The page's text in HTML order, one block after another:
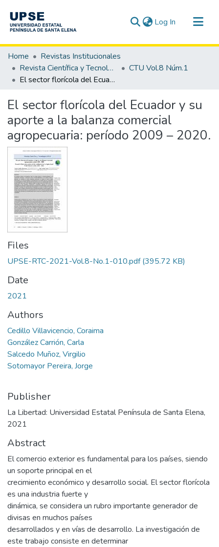
Log In (current)
Communities & Collections
All of DSpace
Statistics
Home
Revistas Institucionales
Revista Científica y Tecnológica UPSE - CTU
CTU Vol.8 Núm.1
El sector florícola del Ecuador y su aporte a la balanza comercial agropecuaria: período 2009 – 2020.
El sector florícola del Ecuador y su
aporte a la balanza comercial
agropecuaria: período 2009 – 2020.
Files
UPSE-RTC-2021-Vol.8-No.1-010.pdf(395.72 KB)
Date
2021
Authors
Cedillo Villavicencio, Coraima
González Carrión, Carla
Salcedo Muñoz, Virgilio
Sotomayor Pereira, Jorge
Publisher
La Libertad: Universidad Estatal Península de Santa Elena,
2021
Abstract
El comercio exterior es fundamental para los países, siendo
un soporte principal en el
crecimiento económico y desarrollo social. El sector florícola
es una industria fuerte y
dinámica, se considera un rubro importante generador de
divisas en muchos países
desarrollados y en vías de desarrollo. La investigación de
este trabajo consiste en determinar